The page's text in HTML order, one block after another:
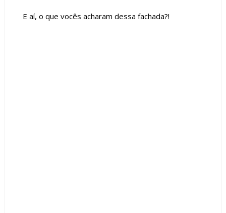
E aí, o que vocês acharam dessa fachada?!